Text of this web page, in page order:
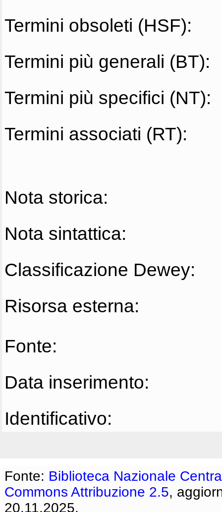
Termini obsoleti (HSF):
Termini più generali (BT):
Termini più specifici (NT):
Termini associati (RT):
Nota storica:
Nota sintattica:
Classificazione Dewey:
Risorsa esterna:
Fonte:
Data inserimento:
Identificativo:
Fonte: Biblioteca Nazionale
Commons Attribuzione 2.5,
20.11.2025.